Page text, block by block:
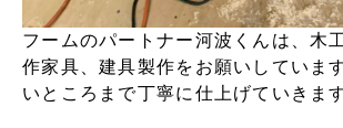
フームのパートナー河波くんは、木
作家具、建具製作をお願いして
いところまで丁寧に仕上げていきます